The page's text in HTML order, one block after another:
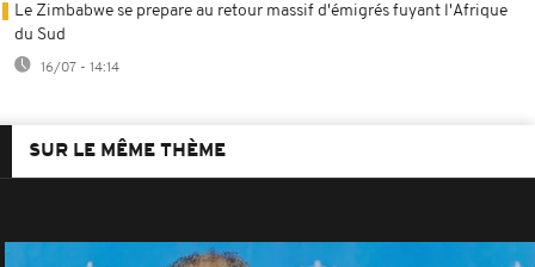
Le Zimbabwe se prepare au retour massif d'émigrés fuyant l'Afrique
du Sud
16/07 - 14:14
SUR LE MÊME THÈME